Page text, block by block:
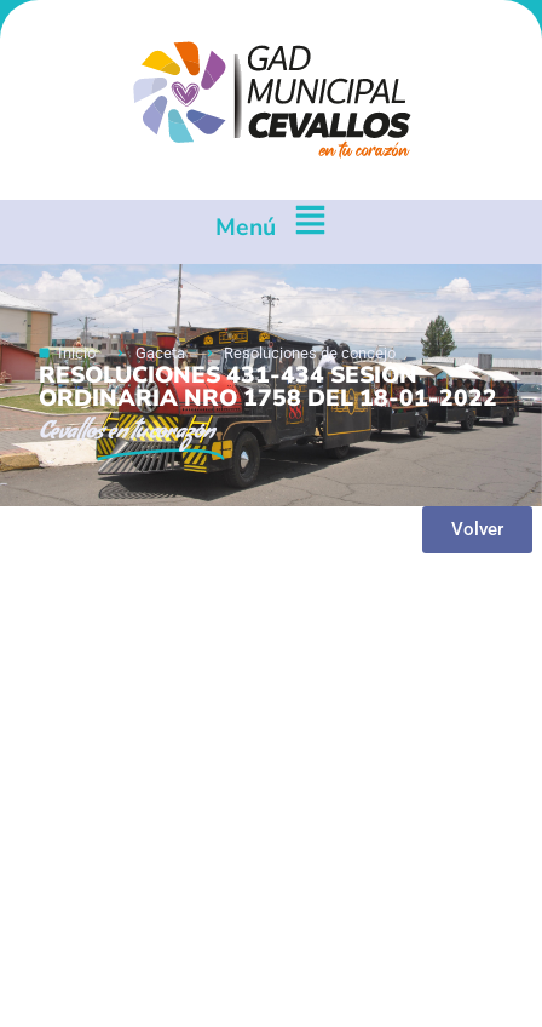
Menú
Inicio Gaceta Resoluciones de concejo
RESOLUCIONES 431-434 SESION
ORDINARIA NRO 1758 DEL 18-01-2022
Cevallosen tu corazón
Volver